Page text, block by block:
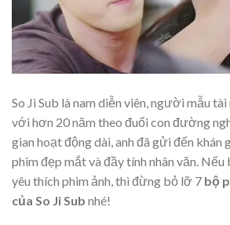
So Ji Sub là nam diễn viên, người mẫu
với hơn 20 năm theo đuổi con đường
gian hoạt động dài, anh đã gửi đến
phim đẹp mắt và đầy tính nhân văn.
yêu thích phim ảnh, thì đừng bỏ lỡ 7 bộ
của So Ji Sub nhé!